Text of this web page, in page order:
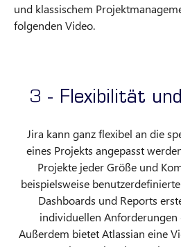
und klassischem
folgenden Video.
3 - Flexibilität
Jira kann ganz flexibel an die
eines Projekts angepasst
Projekte jeder Größe und
beispielsweise
Dashboards und Reports
individuellen Anforderungen
Außerdem bietet Atlassian eine